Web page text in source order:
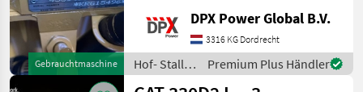
Gebrauchtmaschine
specifically designed for
stand-by duty. Hof- Stall-
und Weidetechnik
Stromgeneratoren
DPX Power Global B.V.
3316 KG Dordrecht
Hof- Stall-
und
Premium Plus Händler